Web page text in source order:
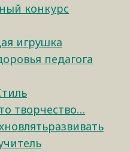
конкурс
игрушка
педагога
творчество…